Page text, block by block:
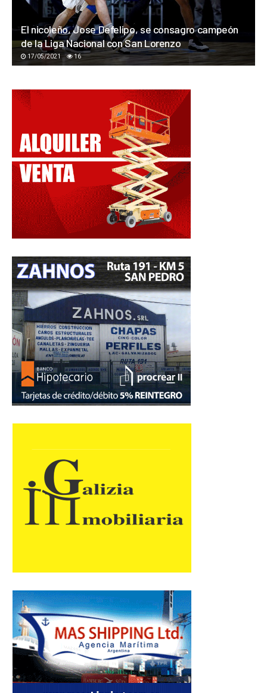
El nicoleño, Jose Defelipo, se consagro campeón
de la Liga Nacional con San Lorenzo
17/05/2021 16